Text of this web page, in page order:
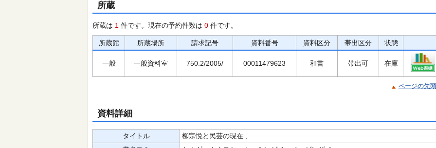
所蔵
所蔵は 1 件です。現在の予約件数は 0 件です。
所蔵館 所蔵場所 請求記号 資料番号 資料区分 帯出区分 状態
一般 一般資料室 750.2/2005/ 00011479623 和書 帯出可 在庫
ページの先
資料詳細
タイトル
柳宗悦と民芸の現在 ,